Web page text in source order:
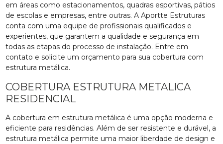
em áreas como estacionamentos, quadras esportivas, pátios
de escolas e empresas, entre outras. A Aportte Estruturas
conta com uma equipe de profissionais qualificados e
experientes, que garantem a qualidade e segurança em
todas as etapas do processo de instalação. Entre em
contato e solicite um orçamento para sua cobertura com
estrutura metálica.
COBERTURA ESTRUTURA METALICA
RESIDENCIAL
A cobertura em estrutura metálica é uma opção moderna e
eficiente para residências. Além de ser resistente e durável, a
estrutura metálica permite uma maior liberdade de design e